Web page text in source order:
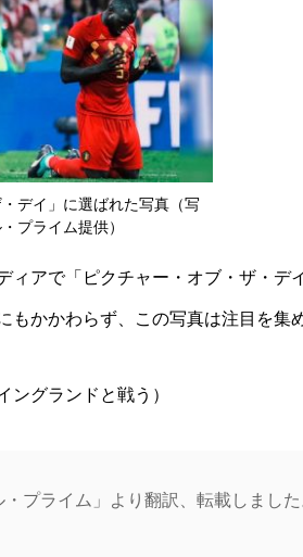
・デイ」に選ばれた写真（写
プライム提供）
アで「ピクチャー・オブ・ザ・デ
かかわらず、この写真は注目を集
ングランドと戦う）
プライム」より翻訳、転載しました